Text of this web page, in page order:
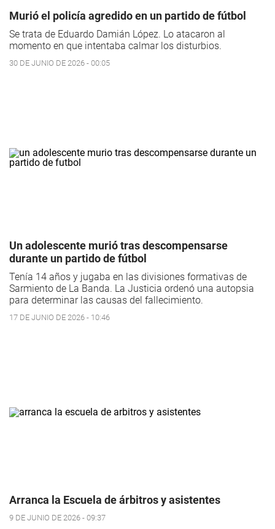
Murió el policía agredido en un partido de fútbol
Se trata de Eduardo Damián López. Lo atacaron al
momento en que intentaba calmar los disturbios.
30 DE JUNIO DE 2026 - 00:05
Un adolescente murió tras descompensarse
durante un partido de fútbol
Tenía 14 años y jugaba en las divisiones formativas de
Sarmiento de La Banda. La Justicia ordenó una autopsia
para determinar las causas del fallecimiento.
17 DE JUNIO DE 2026 - 10:46
Arranca la Escuela de árbitros y asistentes
9 DE JUNIO DE 2026 - 09:37